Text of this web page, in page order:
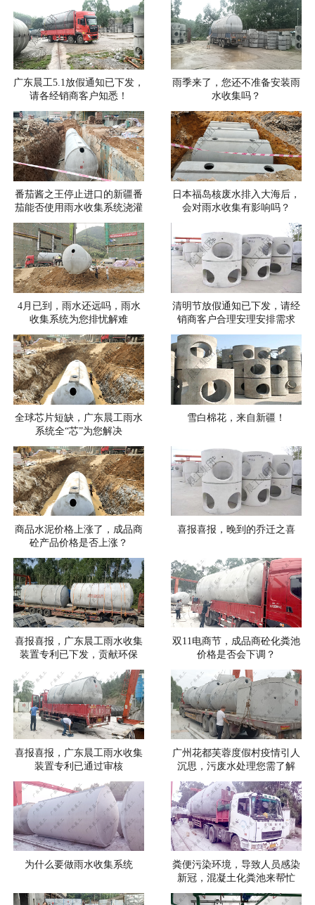
广东晨工5.1放假通知已下发，
请各经销商客户知悉！
雨季来了，您还不准备安装雨
水收集吗？
番茄酱之王停止进口的新疆番
茄能否使用雨水收集系统浇灌
日本福岛核废水排入大海后，
会对雨水收集有影响吗？
4月已到，雨水还远吗，雨水
收集系统为您排忧解难
清明节放假通知已下发，请经
销商客户合理安理安排需求
全球芯片短缺，广东晨工雨水
系统全“芯”为您解决
雪白棉花，来自新疆！
商品水泥价格上涨了，成品商
砼产品价格是否上涨？
喜报喜报，晚到的乔迁之喜
喜报喜报，广东晨工雨水收集
装置专利已下发，贡献环保
双11电商节，成品商砼化粪池
价格是否会下调？
喜报喜报，广东晨工雨水收集
装置专利已通过审核
广州花都芙蓉度假村疫情引人
沉思，污废水处理您需了解
为什么要做雨水收集系统
粪便污染环境，导致人员感染
新冠，混凝土化粪池来帮忙